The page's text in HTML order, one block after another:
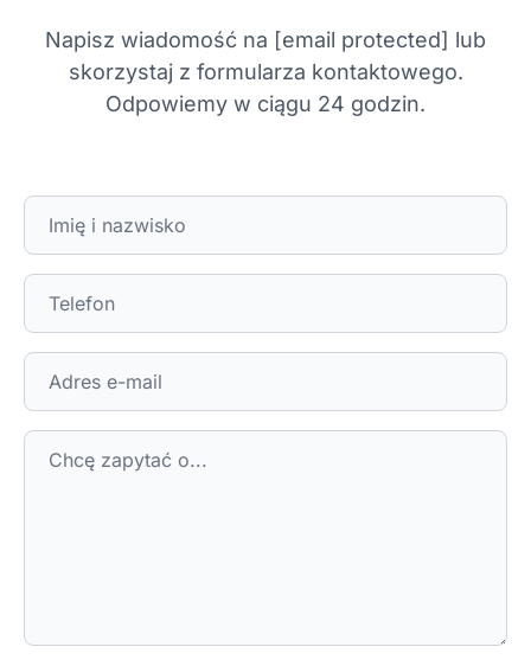
Napisz wiadomość na [email protected] lub
skorzystaj z formularza kontaktowego.
Odpowiemy w ciągu 24 godzin.